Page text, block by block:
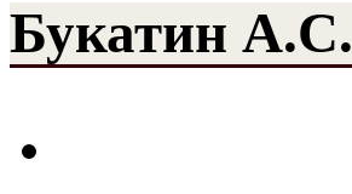
Букатин А.С.